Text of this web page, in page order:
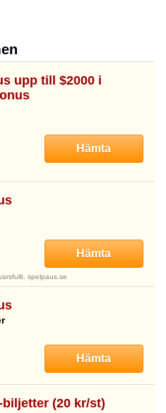
upp till $2000 i
Hämta
Hämta
spelpaus.se
Hämta
biljetter (20 kr/st)